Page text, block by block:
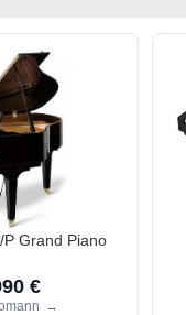
P Grand Piano
€
→